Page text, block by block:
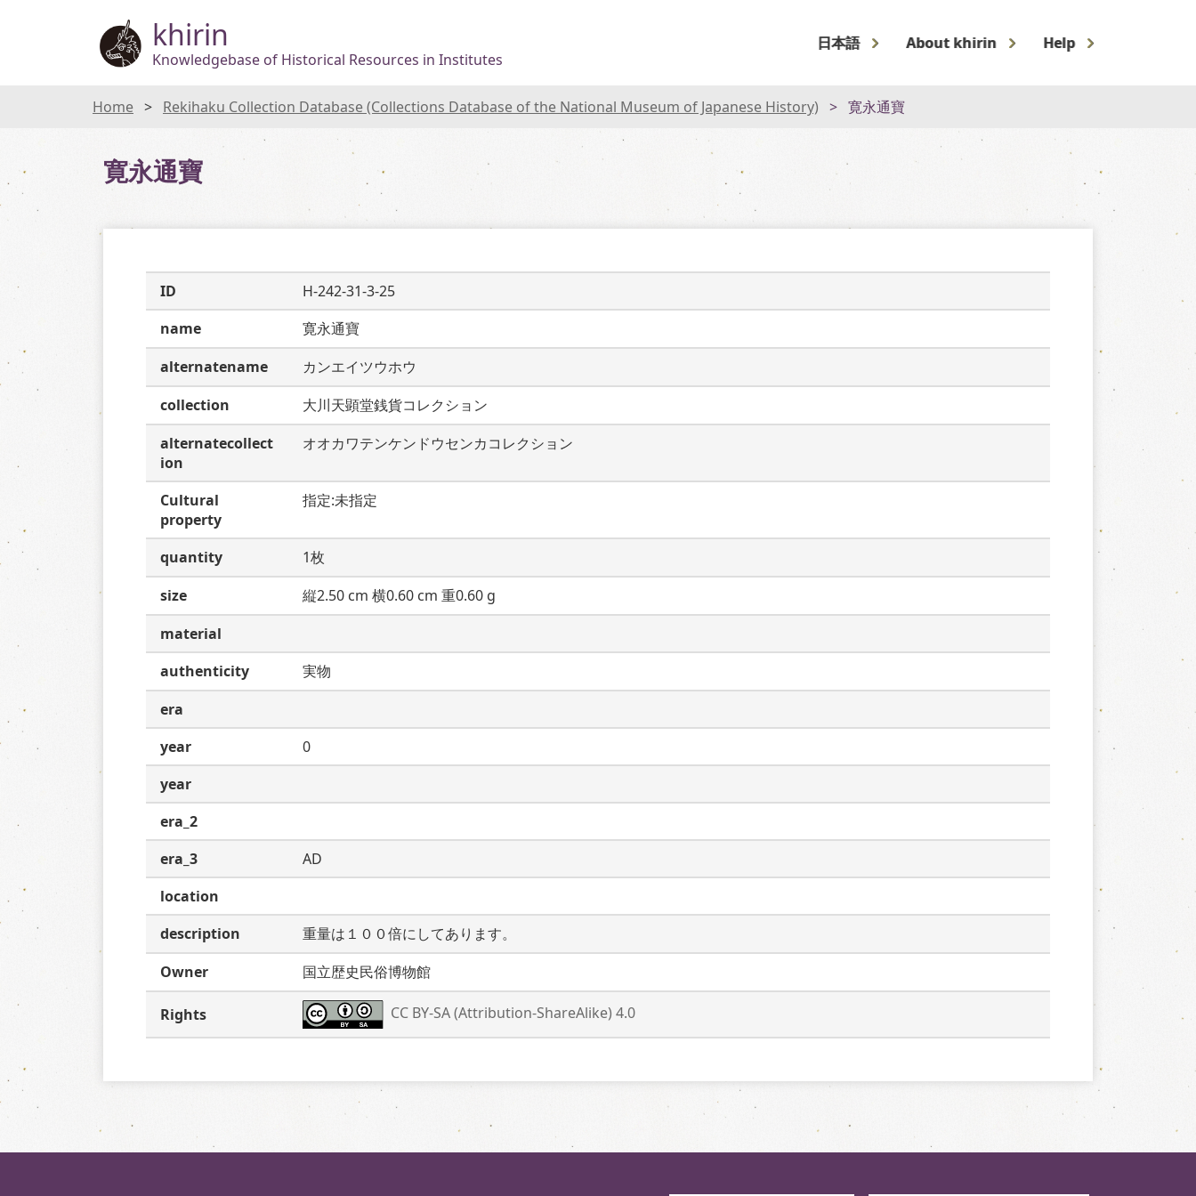
khirin
Knowledgebase of Historical Resources in Institutes
日本語 About khirin Help
Home Rekihaku Collection Database (Collections Database of the National Museum of Japanese History) 寛永通寶
寛永通寶
ID
H-242-31-3-25
name
寛永通寶
alternatename
カンエイツウホウ
collection
大川天顕堂銭貨コレクション
alternatecollect
ion
オオカワテンケンドウセンカコレクション
Cultural
property
指定:未指定
quantity
1枚
size
縦2.50 cm 横0.60 cm 重0.60 g
material
authenticity
実物
era
year
0
year
era_2
era_3
AD
location
description
重量は１００倍にしてあります。
Owner
国立歴史民俗博物館
Rights CC BY-SA (Attribution-ShareAlike) 4.0